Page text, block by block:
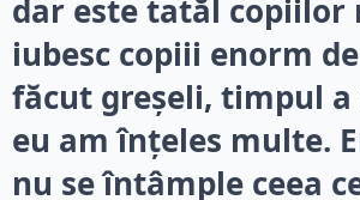
dar este tatăl copiilor
iubesc copiii enorm
făcut greșeli, timpul
eu am înțeles multe.
nu se întâmple ceea